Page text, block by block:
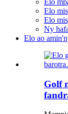
Elo
Elo
Elo
Ny
Elo ao
Golf